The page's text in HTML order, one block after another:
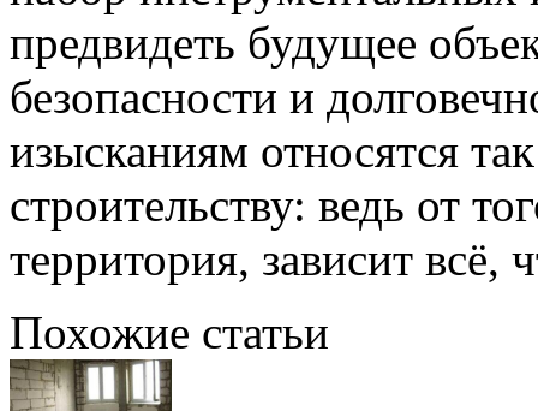
предвидеть будущее
безопасности и
изысканиям относятся
строительству: ведь от
территория, зависит всё,
Похожие статьи